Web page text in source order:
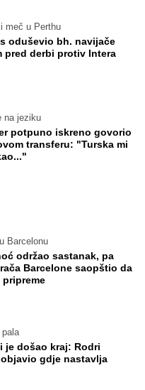
meč u Perthu
oduševio bh. navijače
pred derbi protiv Intera
na jeziku
potpuno iskreno govorio
transferu: "Turska mi
Barcelonu
održao sastanak, pa
Barcelone saopštio da
pala
je došao kraj: Rodri
gdje nastavlja